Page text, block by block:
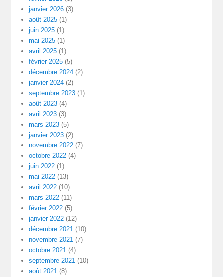
janvier 2026 (3)
août 2025 (1)
juin 2025 (1)
mai 2025 (1)
avril 2025 (1)
février 2025 (5)
décembre 2024 (2)
janvier 2024 (2)
septembre 2023 (1)
août 2023 (4)
avril 2023 (3)
mars 2023 (5)
janvier 2023 (2)
novembre 2022 (7)
octobre 2022 (4)
juin 2022 (1)
mai 2022 (13)
avril 2022 (10)
mars 2022 (11)
février 2022 (5)
janvier 2022 (12)
décembre 2021 (10)
novembre 2021 (7)
octobre 2021 (4)
septembre 2021 (10)
août 2021 (8)